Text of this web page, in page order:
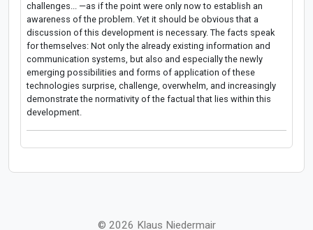
challenges... —as if the point were only now to establish an
awareness of the problem. Yet it should be obvious that a
discussion of this development is necessary. The facts speak
for themselves: Not only the already existing information and
communication systems, but also and especially the newly
emerging possibilities and forms of application of these
technologies surprise, challenge, overwhelm, and increasingly
demonstrate the normativity of the factual that lies within this
development.
© 2026 Klaus Niedermair